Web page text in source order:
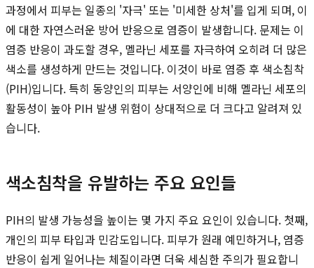
과정에서 피부는 일종의 '자극' 또는 '미세한 상처'를 입게 되며, 이
에 대한 자연스러운 방어 반응으로 염증이 발생합니다. 문제는 이
염증 반응이 과도할 경우, 멜라닌 세포를 자극하여 오히려 더 많은
색소를 생성하게 만드는 것입니다. 이것이 바로 염증 후 색소침착
(PIH)입니다. 특히 동양인의 피부는 서양인에 비해 멜라닌 세포의
활동성이 높아 PIH 발생 위험이 상대적으로 더 크다고 알려져 있
습니다.
색소침착을 유발하는 주요 요인들
PIH의 발생 가능성을 높이는 몇 가지 주요 요인이 있습니다. 첫째,
개인의 피부 타입과 민감도입니다. 피부가 원래 예민하거나, 염증
반응이 쉽게 일어나는 체질이라면 더욱 세심한 주의가 필요합니